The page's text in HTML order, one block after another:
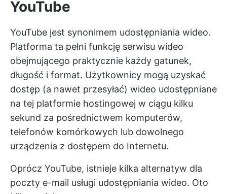
YouTube
YouTube jest synonimem udostępniania wideo.
Platforma ta pełni funkcję serwisu wideo
obejmującego praktycznie każdy gatunek,
długość i format. Użytkownicy mogą uzyskać
dostęp (a nawet przesyłać) wideo udostępniane
na tej platformie hostingowej w ciągu kilku
sekund za pośrednictwem komputerów,
telefonów komórkowych lub dowolnego
urządzenia z dostępem do Internetu.
Oprócz YouTube, istnieje kilka alternatyw dla
poczty e-mail usługi udostępniania wideo. Oto